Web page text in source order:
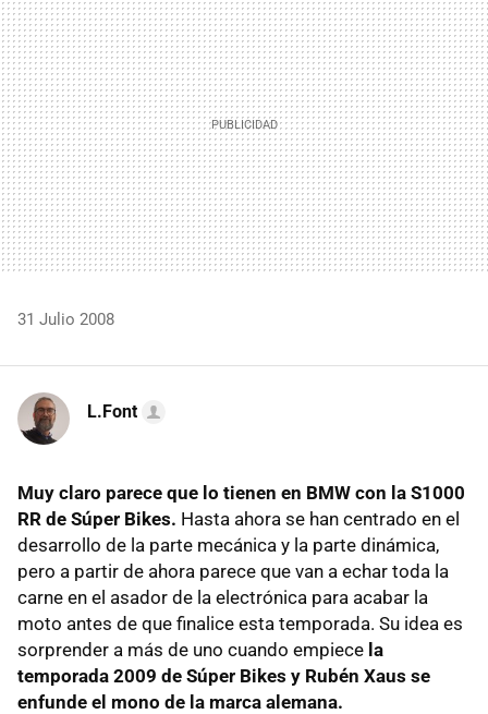
31 Julio 2008
L.Font
Muy claro parece que lo tienen en BMW con la S1000
RR de Súper Bikes. Hasta ahora se han centrado en el
desarrollo de la parte mecánica y la parte dinámica,
pero a partir de ahora parece que van a echar toda la
carne en el asador de la electrónica para acabar la
moto antes de que finalice esta temporada. Su idea es
sorprender a más de uno cuando empiece la
temporada 2009 de Súper Bikes y Rubén Xaus se
enfunde el mono de la marca alemana.